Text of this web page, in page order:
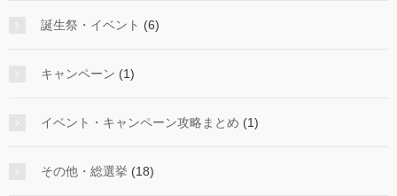
誕生祭・イベント (6)
キャンペーン (1)
イベント・キャンペーン攻略まとめ (1)
その他・総選挙 (18)